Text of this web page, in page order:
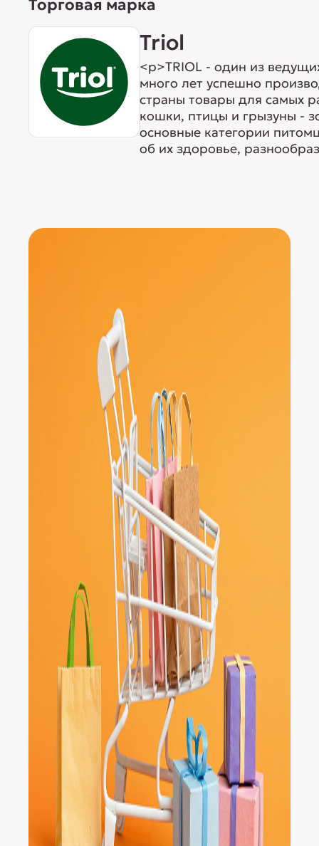
Торговая марка
Triol
<p>TRIOL - один из
много лет успешно
страны товары для самых
кошки, птицы и грызуны -
основные категории
об их здоровье,